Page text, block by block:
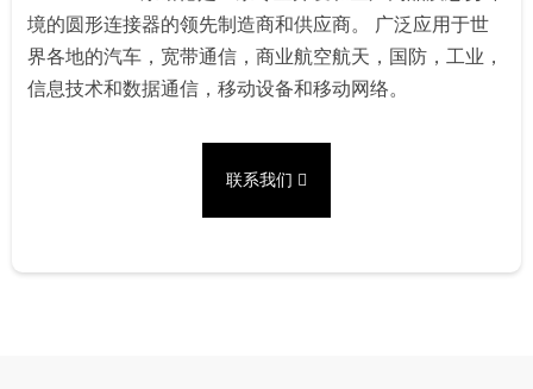
境的圆形连接器的领先制造商和供应商。 广泛应用于世
界各地的汽车，宽带通信，商业航空航天，国防，工业，
信息技术和数据通信，移动设备和移动网络。
联系我们